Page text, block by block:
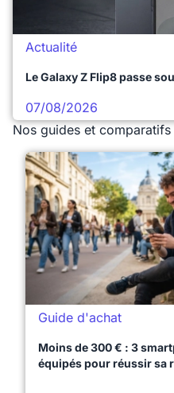
Actualité
Le Galaxy Z Flip8 passe
07/08/2026
Nos guides et comparatifs
Guide d'achat
Moins de 300 € : 3
équipés pour réussir sa